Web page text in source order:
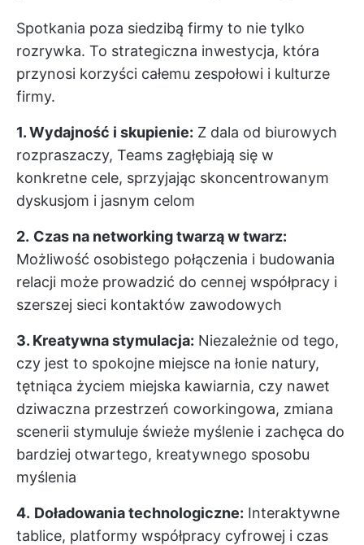
Spotkania poza siedzibą firmy to nie tylko
rozrywka. To strategiczna inwestycja, która
przynosi korzyści całemu zespołowi i kulturze
firmy.
1. Wydajność i skupienie: Z dala od biurowych
rozpraszaczy, Teams zagłębiają się w
konkretne cele, sprzyjając skoncentrowanym
dyskusjom i jasnym celom
2. Czas na networking twarzą w twarz:
Możliwość osobistego połączenia i budowania
relacji może prowadzić do cennej współpracy i
szerszej sieci kontaktów zawodowych
3. Kreatywna stymulacja: Niezależnie od tego,
czy jest to spokojne miejsce na łonie natury,
tętniąca życiem miejska kawiarnia, czy nawet
dziwaczna przestrzeń coworkingowa, zmiana
scenerii stymuluje świeże myślenie i zachęca do
bardziej otwartego, kreatywnego sposobu
myślenia
4. Doładowania technologiczne: Interaktywne
tablice, platformy współpracy cyfrowej i czas